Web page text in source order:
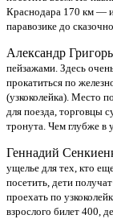
Краснодара 170 км — и
паравозике до
Александр
пейзажами. Здесь
прокатиться по
(узкоколейка). Место
для поезда, торговцы
тронута. Чем глубже в
Геннадий
ущелье для тех, кто
посетить, дети
проехать по
взрослого билет 400,